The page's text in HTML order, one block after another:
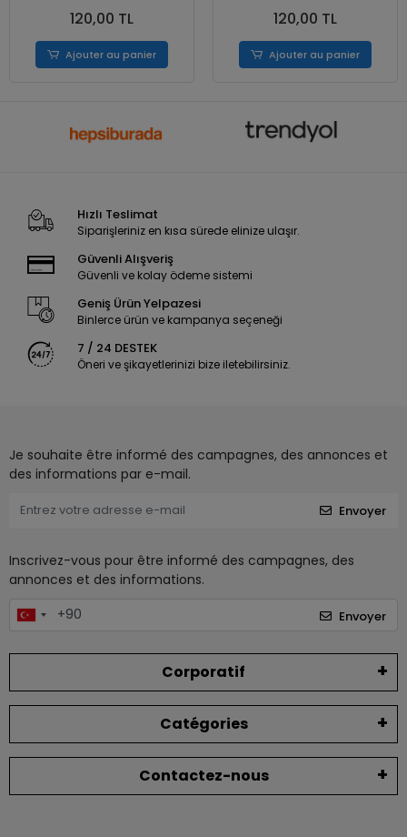
120,00 TL
Ajouter au panier
120,00 TL
Ajouter au panier
Hızlı Teslimat
Siparişleriniz en kısa sürede elinize ulaşır.
Güvenli Alışveriş
Güvenli ve kolay ödeme sistemi
Geniş Ürün Yelpazesi
Binlerce ürün ve kampanya seçeneği
7 / 24 DESTEK
Öneri ve şikayetlerinizi bize iletebilirsiniz.
Je souhaite être informé des campagnes, des annonces et
des informations par e-mail.
Envoyer
Inscrivez-vous pour être informé des campagnes, des
annonces et des informations.
Envoyer
Corporatif
Catégories
Contactez-nous